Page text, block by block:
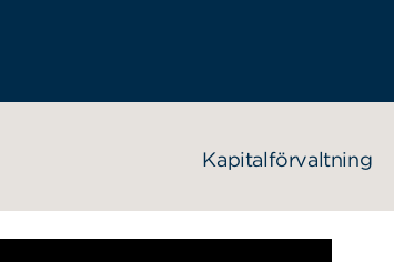
Kapitalförvaltning